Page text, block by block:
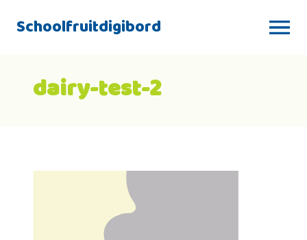
Schoolfruitdigibord
dairy-test-2